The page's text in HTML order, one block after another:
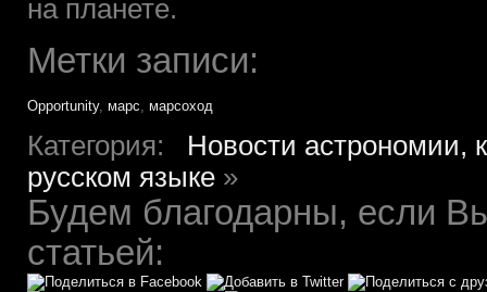
на планете.
Метки записи:
Opportunity, марс, марсоход
Категория: Новости астрономии,
русском языке »
Будем благодарны, если
статьей: